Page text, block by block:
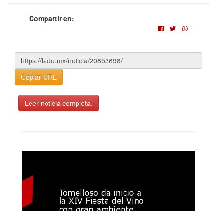
Compartir en:
Copiar URL
Leer noticia completa.